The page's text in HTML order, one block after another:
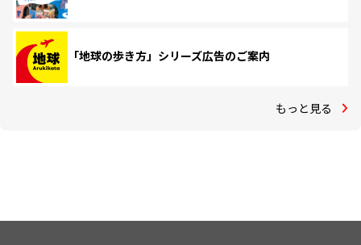
「地球の歩き方」シリーズ広告のご案内
もっと見る